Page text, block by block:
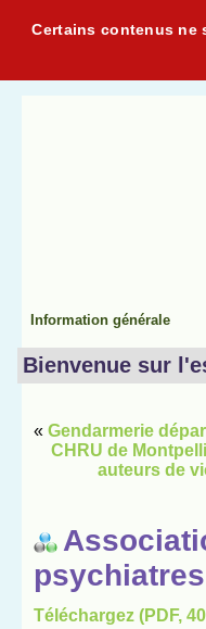
Certains contenus ne
Information générale
Bienvenue sur
« Gendarmerie
CHRU de
auteurs de
Téléchargez (PDF,